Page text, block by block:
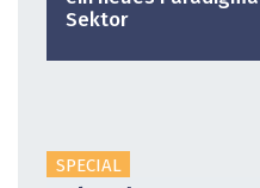
Sektor
SPECIAL